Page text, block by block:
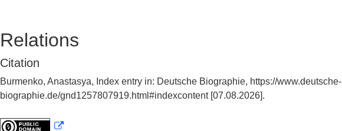
Relations
Citation
Burmenko, Anastasya, Index entry in: Deutsche Biographie, https://www.deutsche-
biographie.de/gnd1257807919.html#indexcontent [07.08.2026].